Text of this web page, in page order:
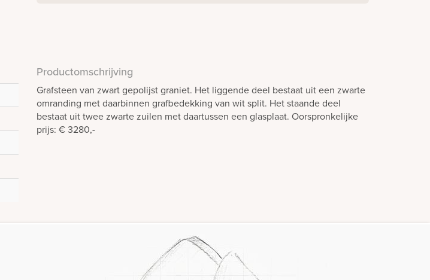
Productomschrijving
Grafsteen van zwart gepolijst graniet. Het liggende deel bestaat uit een zwarte
omranding met daarbinnen grafbedekking van wit split. Het staande deel
bestaat uit twee zwarte zuilen met daartussen een glasplaat. Oorspronkelijke
prijs: € 3280,-